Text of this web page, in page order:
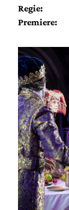
Regie:
Premiere: